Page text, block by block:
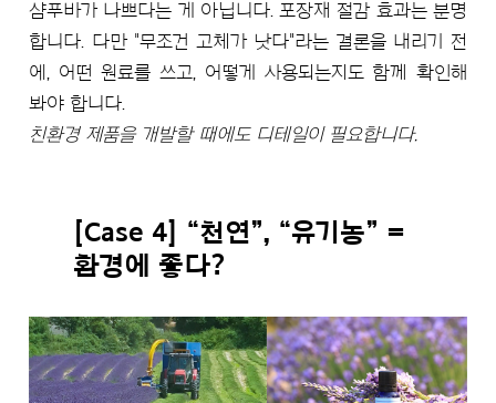
샴푸바가 나쁘다는 게 아닙니다. 포장재 절감 효과는 분명
합니다. 다만 "무조건 고체가 낫다"라는 결론을 내리기 전
에, 어떤 원료를 쓰고, 어떻게 사용되는지도 함께 확인해
봐야 합니다.
친환경 제품을 개발할 때에도 디테일이 필요합니다.
[Case 4] “천연”, “유기농” =
환경에 좋다?